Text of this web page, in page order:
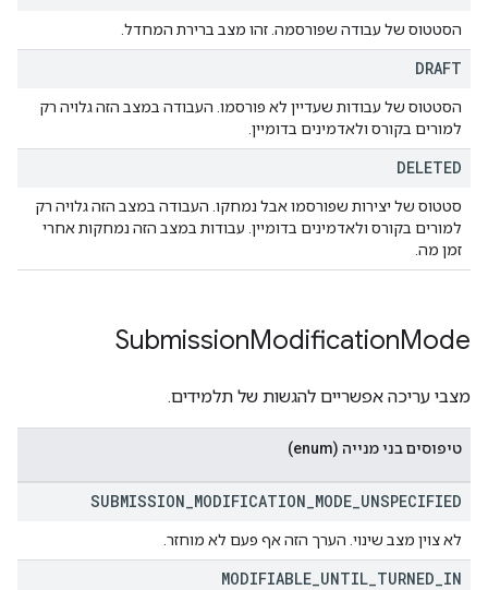
הסטטוס של עבודה שפורסמה. זהו מצב ברירת המחדל.
DRAFT
הסטטוס של עבודות שעדיין לא פורסמו. העבודה במצב הזה גלויה רק
למורים בקורס ולאדמינים בדומיין.
DELETED
סטטוס של יצירות שפורסמו אבל נמחקו. העבודה במצב הזה גלויה רק
למורים בקורס ולאדמינים בדומיין. עבודות במצב הזה נמחקות אחרי
זמן מה.
SubmissionModificationMode
מצבי עריכה אפשריים להגשות של תלמידים.
טיפוסים בני מנייה (enum)
SUBMISSION MODIFICATION MODE UNSPECIFIED
לא צוין מצב שינוי. הערך הזה אף פעם לא מוחזר.
MODIFIABLE UNTIL TURNED IN